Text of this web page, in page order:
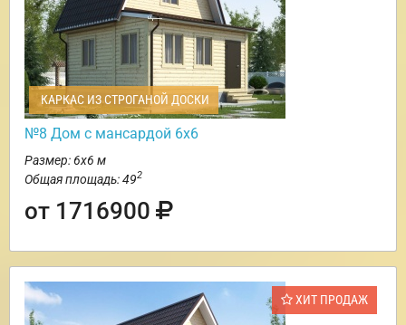
КАРКАС ИЗ СТРОГАНОЙ ДОСКИ
№8 Дом с мансардой 6х6
Размер: 6х6 м
Общая площадь: 492
от 1716900
ХИТ ПРОДАЖ